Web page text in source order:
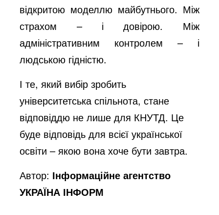
відкритою моделлю майбутнього. Між
страхом – і довірою. Між
адміністративним контролем – і
людською гідністю.
І те, який вибір зробить
університетська спільнота, стане
відповіддю не лише для КНУТД. Це
буде відповідь для всієї української
освіти – якою вона хоче бути завтра.
Автор: Інформаційне агентство
УКРАЇНА ІНФОРМ